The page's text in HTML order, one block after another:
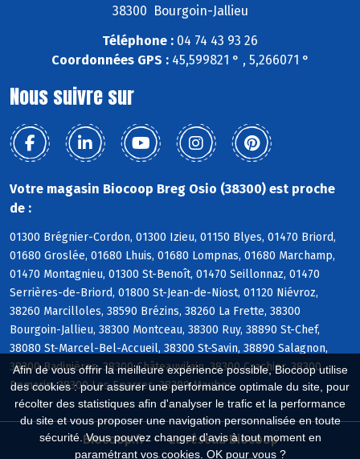
Afin de vous offrir la meilleure expérience possible, Biocoop utilise
des cookies : pour assurer une performance optimale du site, pour
récolter des statistiques afin d'analyser le trafic et la performance
du site et vous proposer une navigation personnalisée en toute
sécurité. Vous pouvez changer d'avis à tout moment en
paramétrant vos cookies. OK pour vous ?
38300 Bourgoin-Jallieu
Téléphone : 04 74 43 93 26
Coordonnées GPS :45,599821 ° , 5,266071 °
Nous suivre sur
Votre magasin Biocoop Breg Osio (38300) est proche
de :
01300 Brégnier-Cordon, 01300 Izieu, 01150 Blyes, 01470 Briord,
01680 Groslée, 01680 Lhuis, 01680 Lompnas, 01680 Marchamp,
01470 Montagnieu, 01300 St-Benoît, 01470 Seillonnaz, 01470
Serrières-de-Briord, 01800 St-Jean-de-Niost, 01120 Niévroz,
38260 Marcilloles, 38590 Brézins, 38260 La Frette, 38300
Bourgoin-Jallieu, 38300 Montceau, 38300 Ruy, 38890 St-Chef,
38080 St-Marcel-Bel-Accueil, 38300 St-Savin, 38890 Salagnon,
38300 Badinières, 38300 Châteauvilain, 38300 Crachier, 38300
Domarin, 38300 Les Eparres, 38300 Maubec
Biocoop.fr
Le réseau Biocoop